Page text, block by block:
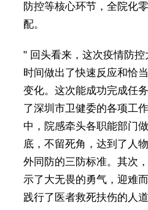
防控等核心环节，全院化
配。
" 回头看来，这次疫情防
时间做出了快速反应和恰
变化。这次能成功完成任
了深圳市卫健委的各项工
中，院感牵头各职能部门
底，不留死角，达到了人
外同防的三防标准。其次
示了大无畏的勇气，迎难
践行了医者救死扶伤的人